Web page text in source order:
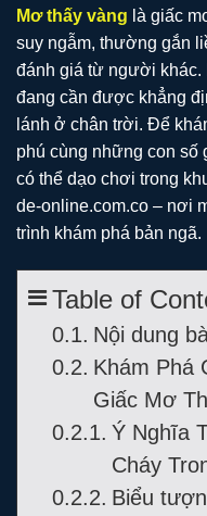
Mơ thấy vàng là giấc
suy ngẫm, thường gắn
đánh giá từ người khác.
đang cần được khẳng
lánh ở chân trời. Để
phú cùng những con số
có thể dạo chơi trong
de-online.com.co – nơi
trình khám phá bản ngã.
Table of
Nội dung
Khám Phá
Giấc Mơ
Ý Nghĩa
Cháy
Biểu